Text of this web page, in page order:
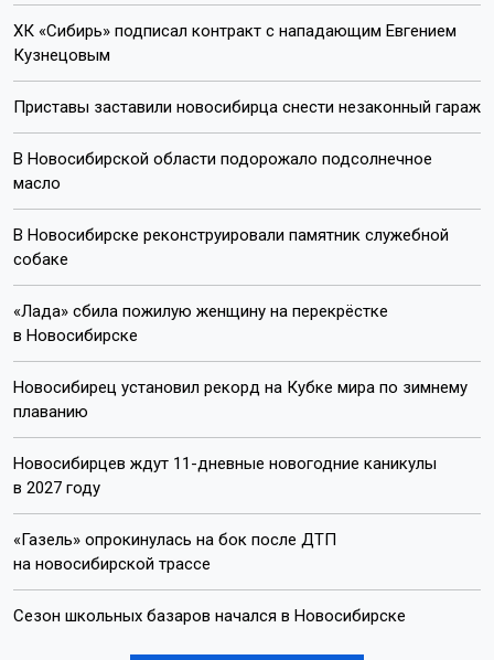
ХК «Сибирь» подписал контракт с нападающим Евгением
Кузнецовым
Приставы заставили новосибирца снести незаконный гараж
В Новосибирской области подорожало подсолнечное
масло
В Новосибирске реконструировали памятник служебной
собаке
«Лада» сбила пожилую женщину на перекрёстке
в Новосибирске
Новосибирец установил рекорд на Кубке мира по зимнему
плаванию
Новосибирцев ждут 11-дневные новогодние каникулы
в 2027 году
«Газель» опрокинулась на бок после ДТП
на новосибирской трассе
Сезон школьных базаров начался в Новосибирске